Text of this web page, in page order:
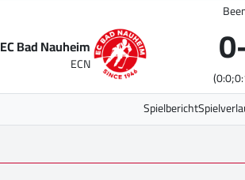
EC Bad Nauheim
ECN 0
Spielbericht